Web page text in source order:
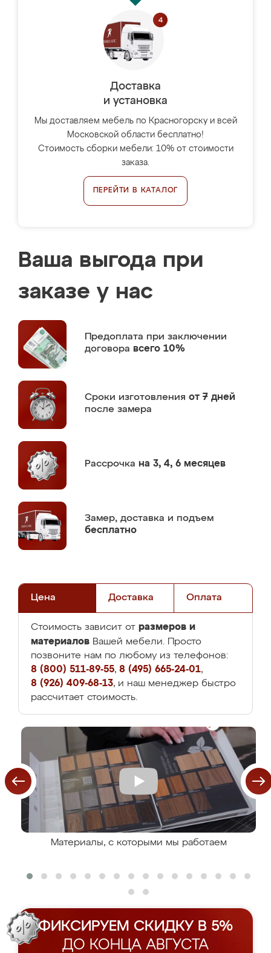
Доставка
и установка
Мы доставляем мебель по Красногорску и всей
Московской области бесплатно!
Стоимость сборки мебели: 10% от стоимости
заказа.
ПЕРЕЙТИ В КАТАЛОГ
Ваша выгода при
заказе у нас
Предоплата при заключении
договора всего 10%
Сроки изготовления от 7 дней
после замера
Рассрочка на 3, 4, 6 месяцев
Замер, доставка и подъем
бесплатно
Цена Доставка Оплата
Стоимость зависит от размеров и
материалов Вашей мебели. Просто
позвоните нам по любому из телефонов:
8 (800) 511-89-55, 8 (495) 665-24-01,
8 (926) 409-68-13, и наш менеджер быстро
рассчитает стоимость.
Материалы, с которыми мы работаем
ФИКСИРУЕМ СКИДКУ В 5%
ДО КОНЦА АВГУСТА